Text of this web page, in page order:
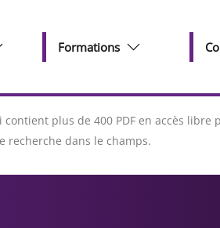
Formations
plus de 400 PDF en accès libre
recherche dans le champs.